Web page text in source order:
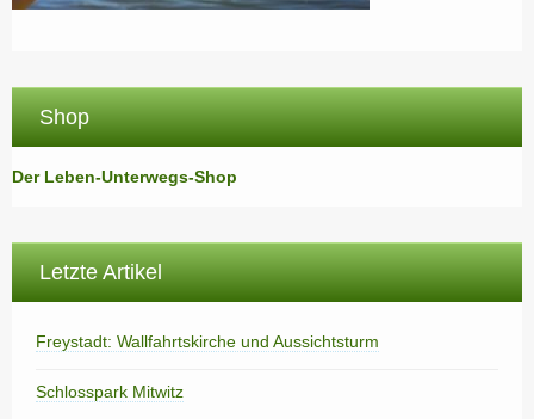
Shop
Der Leben-Unterwegs-Shop
Letzte Artikel
Freystadt: Wallfahrtskirche und Aussichtsturm
Schlosspark Mitwitz